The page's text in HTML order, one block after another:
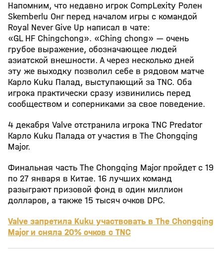
Напомним, что недавно игрок CompLexity Ролен
Skemberlu Онг перед началом игры с командой
Royal Never Give Up написал в чате:
«GL HF Chingchong». «Сhing chong» — очень
грубое выражение, обозначающее людей
азиатской внешности. А через несколько дней
эту же выходку позволил себе в рядовом матче
Карло Kuku Палад, выступающий за TNC. Оба
игрока практически сразу извинились перед
сообществом и соперниками за свое поведение.
4 декабря Valve отстранила игрока TNC Predator
Карло Kuku Палада от участия в The Chongqing
Major.
Финальная часть The Chongqing Major пройдет с 19
по 27 января в Китае. 16 лучших команд
разыграют призовой фонд в один миллион
долларов, а также 15 тысяч очков DPC.
Valve запретила Kuku участвовать в The Chongqing
Major и сняла 20% очков с TNC